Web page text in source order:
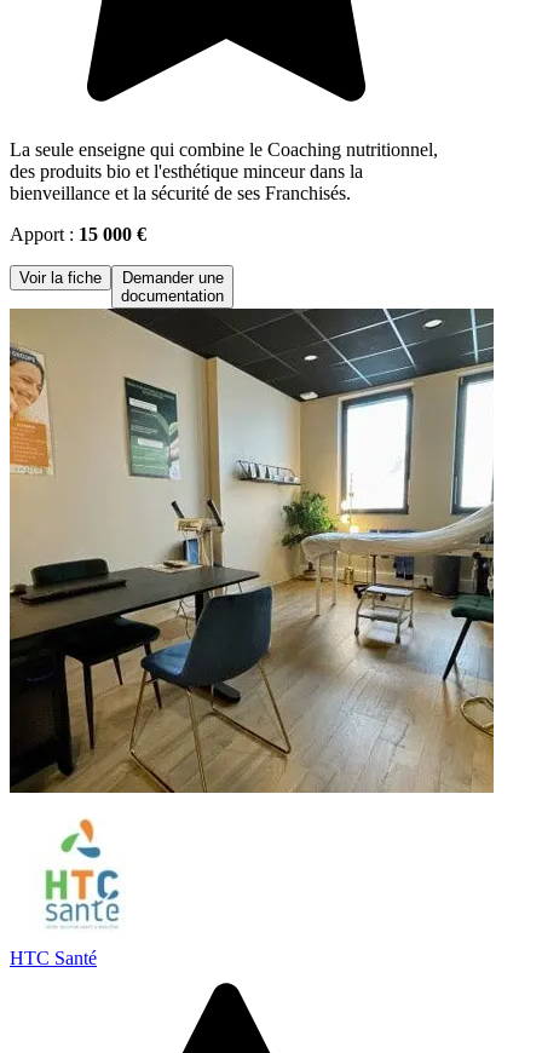
La seule enseigne qui combine le Coaching nutritionnel,
des produits bio et l'esthétique minceur dans la
bienveillance et la sécurité de ses Franchisés.
Apport : 15 000 €
Voir la fiche
Demander une
documentation
HTC Santé